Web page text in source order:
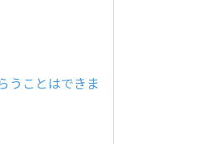
うことはできま